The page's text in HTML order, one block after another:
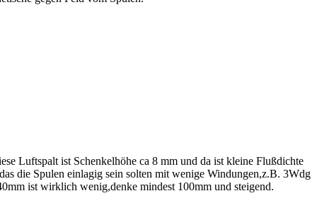
Luftspalt ist Schenkelhöhe ca 8 mm und da ist kleine Flußdichte
die Spulen einlagig sein solten mit wenige Windungen,z.B. 3Wdg
ist wirklich wenig,denke mindest 100mm und steigend.